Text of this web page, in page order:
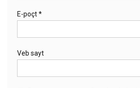
E-poçt*
Veb sayt